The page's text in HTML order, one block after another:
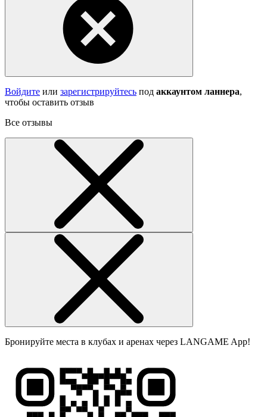
Войдите или зарегистрируйтесь под аккаунтом ланнера,
чтобы оставить отзыв
Все отзывы
Бронируйте места в клубах и аренах через LANGAME App!